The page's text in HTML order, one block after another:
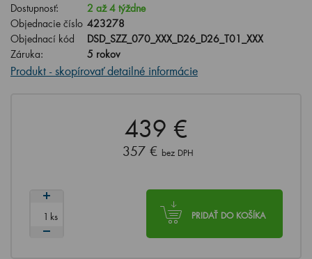
Dostupnosť:
2 až 4 týždne
Objednacie číslo 423278
Objednací kód
DSD_SZZ_070_XXX_D26_D26_T01_XXX
Záruka:
5 rokov
Produkt - skopírovať detailné informácie
439 €
357 € bez DPH
PRIDAŤ DO KOŠÍKA
ks